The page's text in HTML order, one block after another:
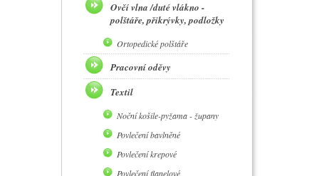
Ovčí vlna /duté vlákno -
polštáře, přikrývky, podložky
Ortopedické polštáře
Pracovní oděvy
Textil
Noční košile-pyžama - župany
Povlečení bavlněné
Povlečení krepové
Povlečení flanelové